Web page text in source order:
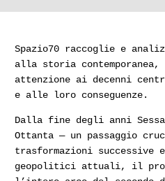
Spazio70 raccoglie e
alla storia
attenzione ai decenni
e alle loro conseguenze.
Dalla fine degli anni
Ottanta — un passaggio
trasformazioni
geopolitici attuali, il